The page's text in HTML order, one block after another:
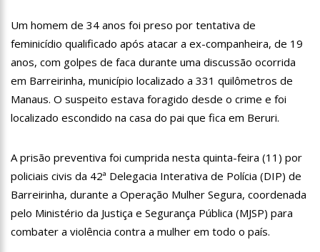
recebido por multidão na zona Sul de Manaus
12:51 Hissa Abrahão dispara e deve ser o primeiro no Avante à
Câmara Federal
Hissa Abrahão fala em oportunidades para feirantes no
Eldorado
22:45 Hissa Abrahão tem candidatura deferida pela Justiça Eleitoral
10:39
Tecnologia 5G: Sinal em Manaus será ativado até novembro
deste ano
10:32 Vacinação contra Covid-19 acontece em 12 postos neste
sábado em Manaus
18:03 Bolsistas do Prouni começam a receber hoje auxílio de R$
Um homem de 34 anos foi preso por tentativa de
feminicídio qualificado após atacar a ex-companheira, de 19
anos, com golpes de faca durante uma discussão ocorrida
em Barreirinha, município localizado a 331 quilômetros de
Manaus. O suspeito estava foragido desde o crime e foi
localizado escondido na casa do pai que fica em Beruri.
A prisão preventiva foi cumprida nesta quinta-feira (11) por
policiais civis da 42ª Delegacia Interativa de Polícia (DIP) de
Barreirinha, durante a Operação Mulher Segura, coordenada
pelo Ministério da Justiça e Segurança Pública (MJSP) para
combater a violência contra a mulher em todo o país.